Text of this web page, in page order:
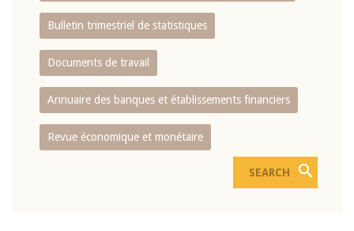
Bulletin trimestriel de statistiques
Documents de travail
Annuaire des banques et établissements financiers
Revue économique et monétaire